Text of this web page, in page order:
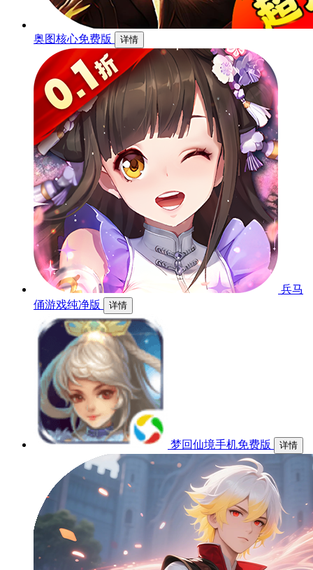
奥图核心免费版 详情
兵马
俑游戏纯净版
详情
梦回仙境手机免费版 详情